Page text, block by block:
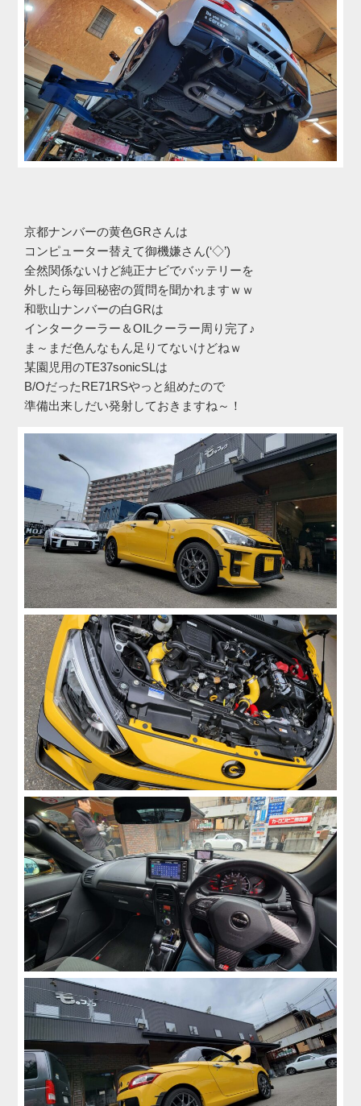
京都ナンバーの黄色GRさんは
コンピューター替えて御機嫌さん(‘◇’)ゞ
全然関係ないけど純正ナビでバッテリーを
外したら毎回秘密の質問を聞かれますｗｗ
和歌山ナンバーの白GRは
インタークーラー＆OILクーラー周り完了♪
ま～まだ色んなもん足りてないけどねｗ
某園児用のTE37sonicSLは
B/OだったRE71RSやっと組めたので
準備出来しだい発射しておきますね～！